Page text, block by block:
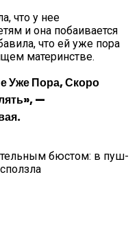
что у нее
и она побаивается
что ей уже пора
материнстве.
Уже Пора, Скоро
—
бюстом: в пуш-